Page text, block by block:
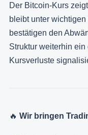
Der Bitcoin-Kurs
bleibt unter
bestätigen den
Struktur weiterhin
Kursverluste
🔥 Wir bringen